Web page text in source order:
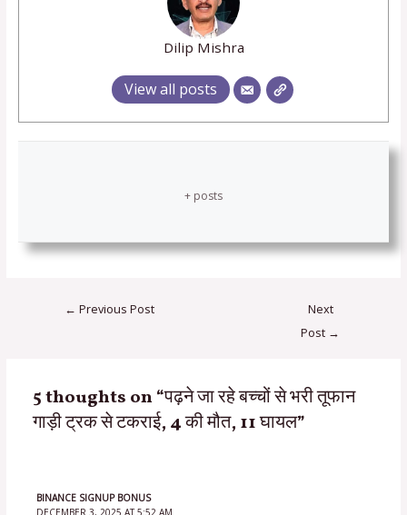
Dilip Mishra
View all posts
+ posts
← Previous Post
Next
Post →
5 thoughts on “पढ़ने जा रहे बच्चों से भरी तूफान
गाड़ी ट्रक से टकराई, 4 की मौत, 11 घायल”
BINANCE SIGNUP BONUS
DECEMBER 3, 2025 AT 5:52 AM